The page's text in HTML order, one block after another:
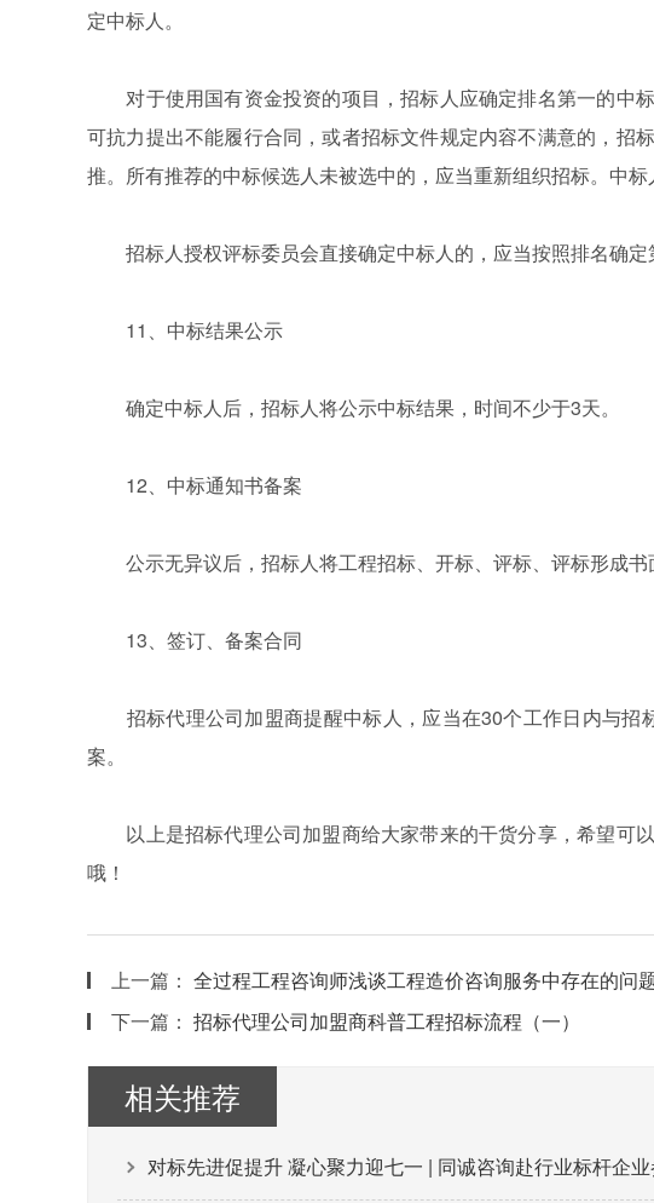
定中标人。
对于使用国有资金投资的项目，招标人应确定排名第一的中
可抗力提出不能履行合同，或者招标文件规定内容不满意的，招
推。所有推荐的中标候选人未被选中的，应当重新组织招标。中标
招标人授权评标委员会直接确定中标人的，应当按照排名确定
11、中标结果公示
确定中标人后，招标人将公示中标结果，时间不少于3天。
12、中标通知书备案
公示无异议后，招标人将工程招标、开标、评标、评标形成书
13、签订、备案合同
招标代理公司加盟商提醒中标人，应当在30个工作日内与招
案。
以上是招标代理公司加盟商给大家带来的干货分享，希望可
哦！
上一篇： 全过程工程咨询师浅谈工程造价咨询服务中存在的问
下一篇： 招标代理公司加盟商科普工程招标流程（一）
相关推荐
对标先进促提升 凝心聚力迎七一 | 同诚咨询赴行业标杆企